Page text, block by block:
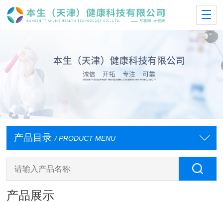
产品目录 / PRODUCT MENU
产品展示